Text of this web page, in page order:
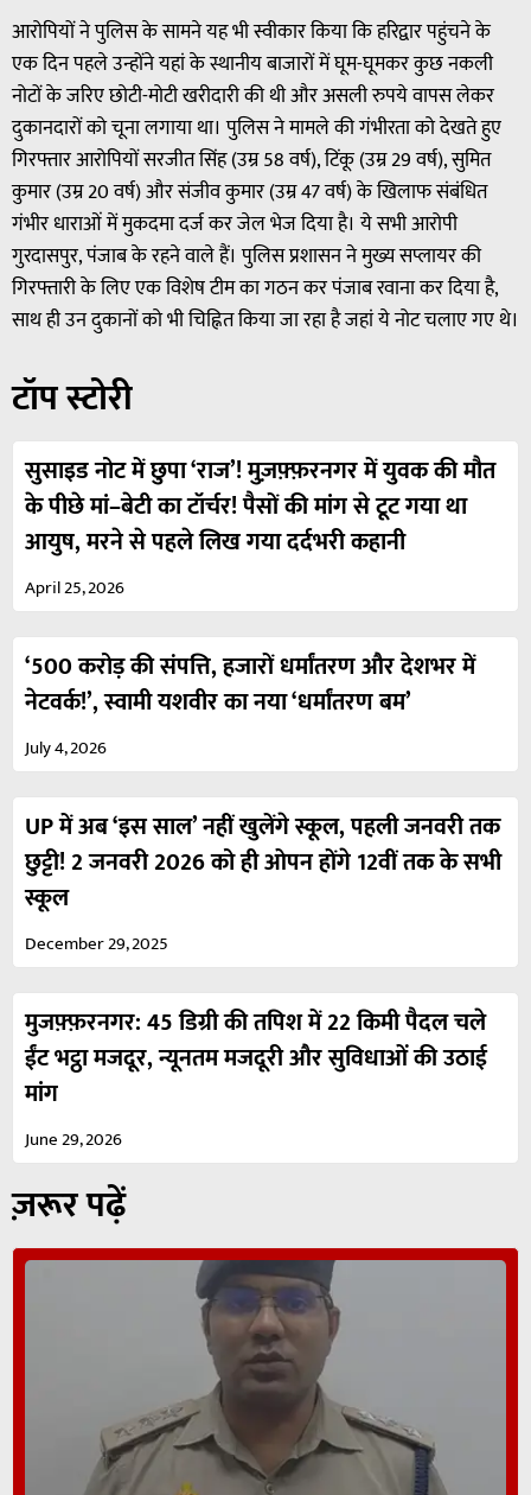
आरोपियों ने पुलिस के सामने यह भी स्वीकार किया कि हरिद्वार पहुंचने के
एक दिन पहले उन्होंने यहां के स्थानीय बाजारों में घूम-घूमकर कुछ नकली
नोटों के जरिए छोटी-मोटी खरीदारी की थी और असली रुपये वापस लेकर
दुकानदारों को चूना लगाया था। पुलिस ने मामले की गंभीरता को देखते हुए
गिरफ्तार आरोपियों सरजीत सिंह (उम्र 58 वर्ष), टिंकू (उम्र 29 वर्ष), सुमित
कुमार (उम्र 20 वर्ष) और संजीव कुमार (उम्र 47 वर्ष) के खिलाफ संबंधित
गंभीर धाराओं में मुकदमा दर्ज कर जेल भेज दिया है। ये सभी आरोपी
गुरदासपुर, पंजाब के रहने वाले हैं। पुलिस प्रशासन ने मुख्य सप्लायर की
गिरफ्तारी के लिए एक विशेष टीम का गठन कर पंजाब रवाना कर दिया है,
साथ ही उन दुकानों को भी चिह्नित किया जा रहा है जहां ये नोट चलाए गए थे।
टॉप स्टोरी
सुसाइड नोट में छुपा ‘राज’! मुज़फ़्फ़रनगर में युवक की मौत
के पीछे मां–बेटी का टॉर्चर! पैसों की मांग से टूट गया था
आयुष, मरने से पहले लिख गया दर्दभरी कहानी
April 25, 2026
‘500 करोड़ की संपत्ति, हजारों धर्मांतरण और देशभर में
नेटवर्क!’, स्वामी यशवीर का नया ‘धर्मांतरण बम’
July 4, 2026
UP में अब ‘इस साल’ नहीं खुलेंगे स्कूल, पहली जनवरी तक
छुट्टी! 2 जनवरी 2026 को ही ओपन होंगे 12वीं तक के सभी
स्कूल
December 29, 2025
मुजफ़्फ़रनगर: 45 डिग्री की तपिश में 22 किमी पैदल चले
ईंट भट्ठा मजदूर, न्यूनतम मजदूरी और सुविधाओं की उठाई
मांग
June 29, 2026
ज़रूर पढ़ें